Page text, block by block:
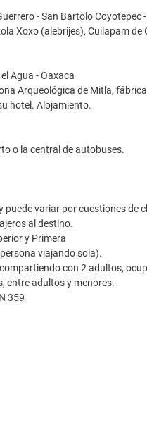
- San Bartolo Coyotepec
Xoxo (alebrijes), Cuilapam
Agua - Oaxaca
Arqueológica de Mitla,
hotel. Alojamiento.
o la central de autobuses.
variar por cuestiones de
al destino.
y Primera
viajando sola).
con 2 adultos,
entre adultos y menores.
359